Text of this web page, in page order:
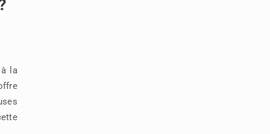
la